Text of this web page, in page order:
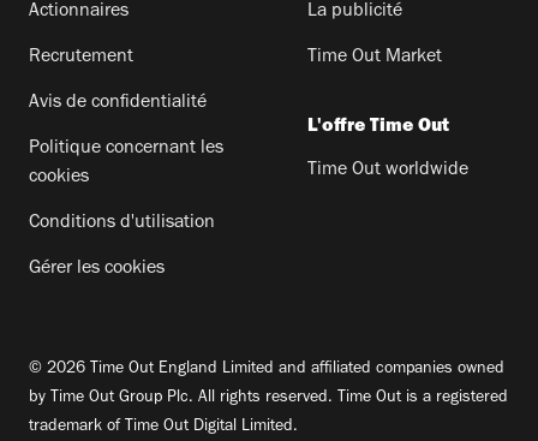
Actionnaires
Recrutement
Avis de confidentialité
Politique concernant les
cookies
Conditions d'utilisation
Gérer les cookies
La publicité
Time Out Market
L'offre Time Out
Time Out worldwide
© 2026 Time Out England Limited and affiliated companies owned
by Time Out Group Plc. All rights reserved. Time Out is a registered
trademark of Time Out Digital Limited.